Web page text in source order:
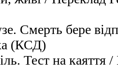
Смерть бере
(КСД)
Тест на каяття